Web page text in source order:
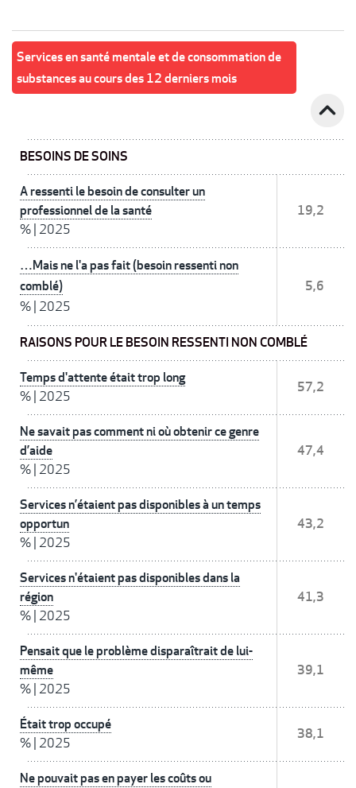
Services en santé mentale et de consommation de
substances au cours des 12 derniers mois
expand_less
BESOINS DE SOINS
A ressenti le besoin de consulter un
professionnel de la santé
% 2025
19,2
…Mais ne l'a pas fait (besoin ressenti non
comblé)
% 2025
5,6
RAISONS POUR LE BESOIN RESSENTI NON COMBLÉ
Temps d'attente était trop long
% 2025
57,2
Ne savait pas comment ni où obtenir ce genre
d’aide
% 2025
47,4
Services n’étaient pas disponibles à un temps
opportun
% 2025
43,2
Services n'étaient pas disponibles dans la
région
% 2025
41,3
Pensait que le problème disparaîtrait de lui-
même
% 2025
39,1
Était trop occupé
% 2025
38,1
Ne pouvait pas en payer les coûts ou